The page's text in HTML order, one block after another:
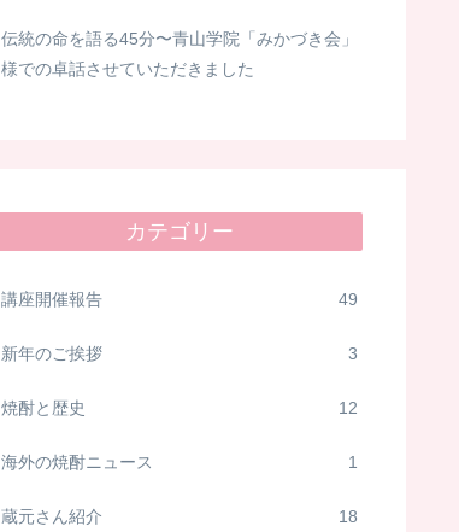
伝統の命を語る45分〜青山学院「みかづき会」
様での卓話させていただきました
カテゴリー
講座開催報告 49
新年のご挨拶 3
焼酎と歴史 12
海外の焼酎ニュース 1
蔵元さん紹介 18